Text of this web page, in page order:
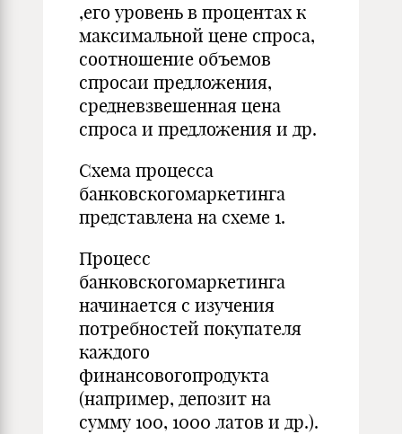
,его уровень в процентах к
максимальной цене спроса,
соотношение объемов
спросаи предложения,
средневзвешенная цена
спроса и предложения и др.
Схема процесса
банковскогомаркетинга
представлена на схеме 1.
Процесс
банковскогомаркетинга
начинается с изучения
потребностей покупателя
каждого
финансовогопродукта
(например, депозит на
сумму 100, 1000 латов и др.).